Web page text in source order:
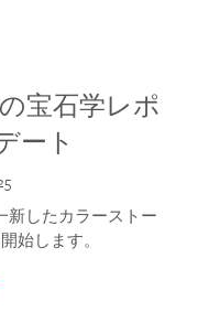
宝石学レポ
ート
新したカラーストー
始します。